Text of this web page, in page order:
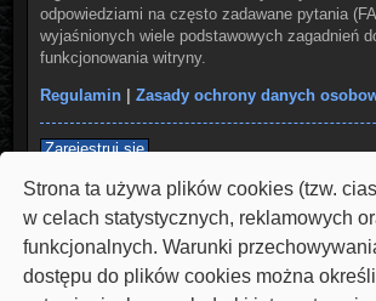
Strona ta używa plików cookies (tzw.
w celach statystycznych, reklamowych
funkcjonalnych. Warunki
dostępu do plików cookies można
odpowiedziami na często zadawane pytania
wyjaśnionych wiele podstawowych zagadnień
funkcjonowania witryny.
Regulamin| Zasady ochrony danych
Zarejestruj się
Start Strona domowa Strefa